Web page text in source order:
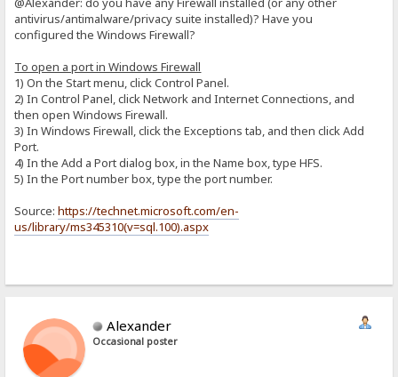
antivirus/antimalware/privacy suite installed)? Have you
configured the Windows Firewall?
To open a port in Windows Firewall
1) On the Start menu, click Control Panel.
2) In Control Panel, click Network and Internet Connections, and
then open Windows Firewall.
3) In Windows Firewall, click the Exceptions tab, and then click Add
Port.
4) In the Add a Port dialog box, in the Name box, type HFS.
5) In the Port number box, type the port number.
Source:https://technet.microsoft.com/en-
us/library/ms345310(v=sql.100).aspx
Alexander
Occasional poster